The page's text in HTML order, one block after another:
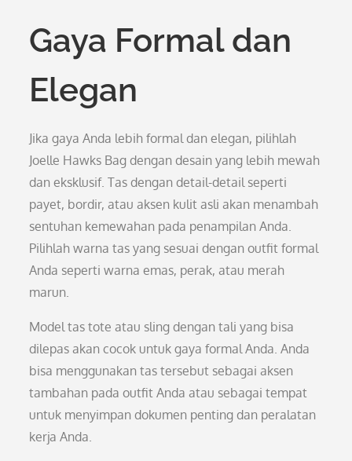
Gaya Formal dan
Elegan
Jika gaya Anda lebih formal dan elegan, pilihlah
Joelle Hawks Bag dengan desain yang lebih mewah
dan eksklusif. Tas dengan detail-detail seperti
payet, bordir, atau aksen kulit asli akan menambah
sentuhan kemewahan pada penampilan Anda.
Pilihlah warna tas yang sesuai dengan outfit formal
Anda seperti warna emas, perak, atau merah
marun.
Model tas tote atau sling dengan tali yang bisa
dilepas akan cocok untuk gaya formal Anda. Anda
bisa menggunakan tas tersebut sebagai aksen
tambahan pada outfit Anda atau sebagai tempat
untuk menyimpan dokumen penting dan peralatan
kerja Anda.